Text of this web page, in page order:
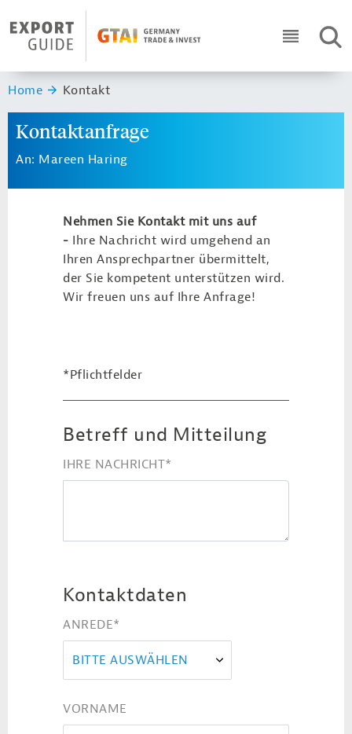
Header Logo
ICON
Sie sind hier:
Home Kontakt
Kontaktanfrage
An: Mareen Haring
Nehmen Sie Kontakt mit uns auf
- Ihre Nachricht wird umgehend an
Ihren Ansprechpartner übermittelt,
der Sie kompetent unterstützen wird.
Wir freuen uns auf Ihre Anfrage!
*Pflichtfelder
Betreff und Mitteilung
IHRE NACHRICHT*
Kontaktdaten
ANREDE*
BITTE AUSWÄHLEN
VORNAME